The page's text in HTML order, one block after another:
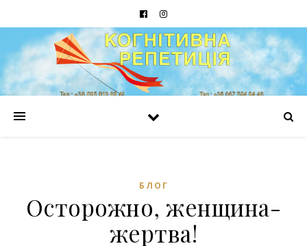
БЛОГ
Осторожно, женщина-
жертва!